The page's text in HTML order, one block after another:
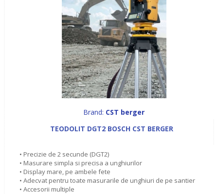
Brand: CST berger
TEODOLIT DGT2 BOSCH CST BERGER
• Precizie de 2 secunde (DGT2)
• Masurare simpla si precisa a unghiurilor
• Display mare, pe ambele fete
• Adecvat pentru toate masurarile de unghiuri de pe santier
• Accesorii multiple